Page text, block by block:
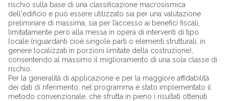
rischio sulla base di una classificazione macrosismica
dell'edificio e può essere utilizzato sia per una valutazione
preliminare di massima, sia per l’accesso ai benefici fiscali,
limitatamente però alla messa in opera di interventi di tipo
locale (riguardanti cioè singole parti o elementi strutturali, in
genere localizzati in porzioni limitate della costruzione),
consentendo al massimo il miglioramento di una sola classe di
rischio.
Per la generalità di applicazione e per la maggiore affidabilità
dei dati di riferimento, nel programma è stato implementato il
metodo convenzionale, che sfrutta in pieno i risultati ottenuti